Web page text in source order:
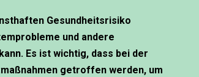
Gesundheitsrisiko
und andere
Es ist wichtig, dass bei der
getroffen werden, um